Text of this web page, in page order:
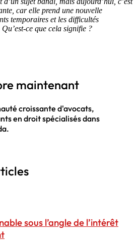
car elle prend une nouvelle
temporaires et les difficultés
ce que cela signifie ?
maintenant
croissante d'avocats,
en droit spécialisés dans
sous l’angle de l’intérêt